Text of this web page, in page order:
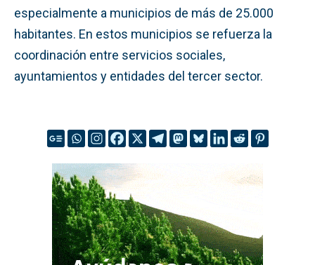
especialmente a municipios de más de 25.000
habitantes. En estos municipios se refuerza la
coordinación entre servicios sociales,
ayuntamientos y entidades del tercer sector.